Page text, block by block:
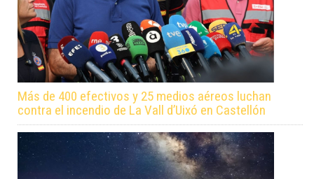
Más de 400 efectivos y 25 medios aéreos luchan
contra el incendio de La Vall d’Uixó en Castellón